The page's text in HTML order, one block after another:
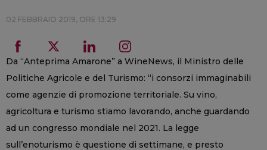
02 FEBBRAIO 2019, ORE 13:29
Da “Anteprima Amarone” a WineNews, il Ministro delle
Politiche Agricole e del Turismo: “i consorzi immaginabili
come agenzie di promozione territoriale. Su vino,
agricoltura e turismo stiamo lavorando, anche guardando
ad un congresso mondiale nel 2021. La legge
sull’enoturismo è questione di settimane, e presto